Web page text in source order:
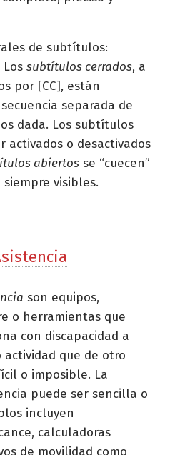
de subtítulos:
subtítulos cerrados, a
por [CC], están
separada de
dada. Los subtítulos
activados o desactivados
abiertos se “cuecen”
visibles.
son equipos,
o herramientas que
con discapacidad a
que de otro
o imposible. La
puede ser sencilla o
incluyen
calculadoras
de movilidad como